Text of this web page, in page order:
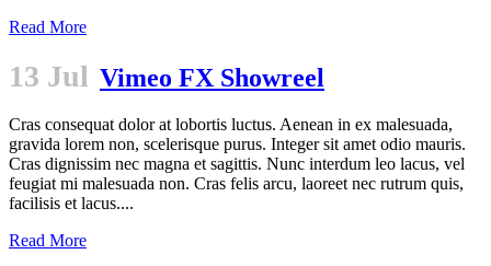
Read More
13 Jul Vimeo FX Showreel
Cras consequat dolor at lobortis luctus. Aenean in ex malesuada,
gravida lorem non, scelerisque purus. Integer sit amet odio mauris.
Cras dignissim nec magna et sagittis. Nunc interdum leo lacus, vel
feugiat mi malesuada non. Cras felis arcu, laoreet nec rutrum quis,
facilisis et lacus....
Read More